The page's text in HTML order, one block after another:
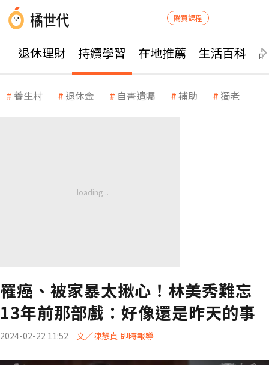
購買課程
退休理財 持續學習 在地推薦 生活百科
養生村 退休金 自書遺囑 補助 獨老
罹癌、被家暴太揪心！林美秀難忘
13年前那部戲：好像還是昨天的事
2024-02-22 11:52 文／陳慧貞 即時報導